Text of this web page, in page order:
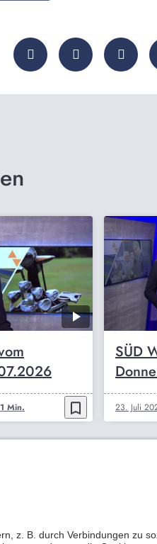
Min. bookmark_border
SÜD
23. Juli